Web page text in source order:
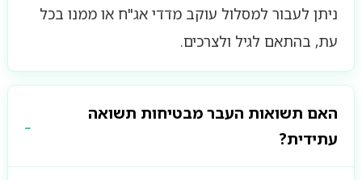
ניתן לעבור למסלול עוקב מדדי אג"ח או ממנו בכל
עת, בהתאם לגיל ולצרכים.
האם תשואות העבר מבטיחות תשואה
עתידית?